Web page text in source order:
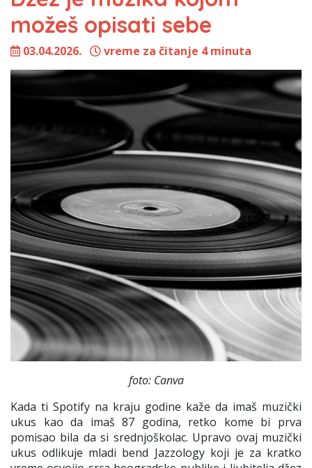
možeš opisati sebe
03.04.2026. vreme za čitanje 4 minuta
foto: Canva
Kada ti Spotify na kraju godine kaže da imaš muzički
ukus kao da imaš 87 godina, retko kome bi prva
pomisao bila da si srednjoškolac. Upravo ovaj muzički
ukus odlikuje mladi bend Jazzologykoji je za kratko